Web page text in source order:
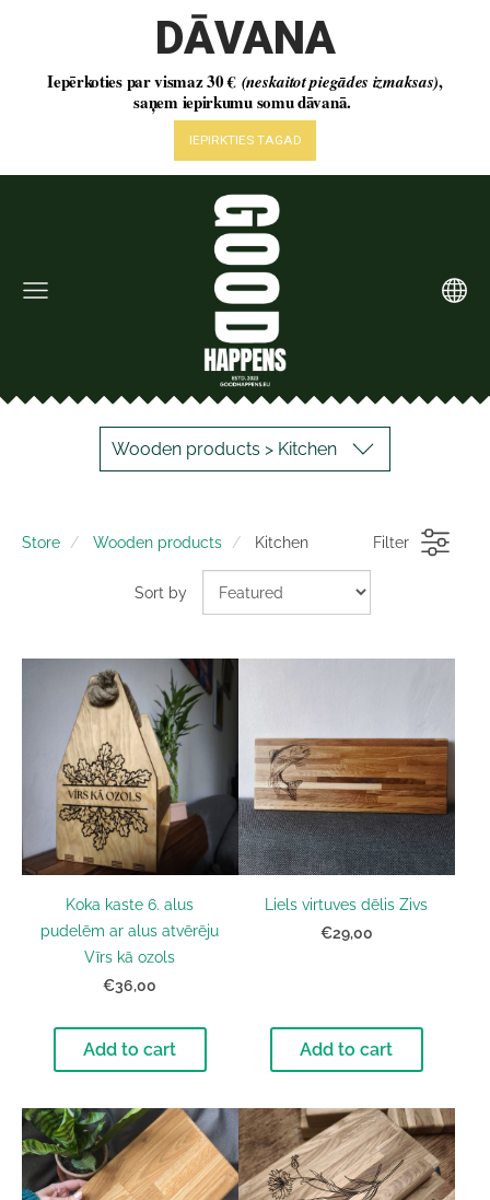
Wooden products > Kitchen
Store Wooden products Kitchen Filter
Sort by
Koka kaste 6. alus
pudelēm ar alus atvērēju
Vīrs kā ozols
€36,00
Add to cart
Liels virtuves dēlis Zivs
€29,00
Add to cart